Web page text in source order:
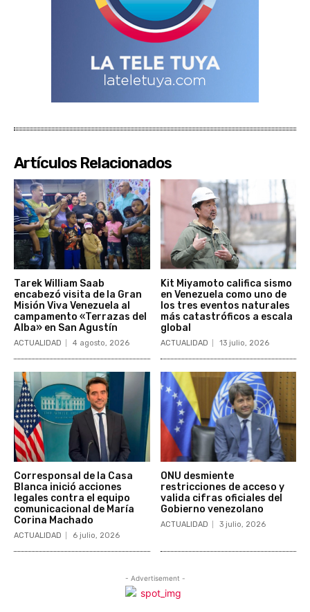
Artículos Relacionados
Tarek William Saab
encabezó visita de la Gran
Misión Viva Venezuela al
campamento «Terrazas del
Alba» en San Agustín
ACTUALIDAD 4 agosto, 2026
Kit Miyamoto califica sismo
en Venezuela como uno de
los tres eventos naturales
más catastróficos a escala
global
ACTUALIDAD 13 julio, 2026
Corresponsal de la Casa
Blanca inició acciones
legales contra el equipo
comunicacional de María
Corina Machado
ACTUALIDAD 6 julio, 2026
ONU desmiente
restricciones de acceso y
valida cifras oficiales del
Gobierno venezolano
ACTUALIDAD 3 julio, 2026
- Advertisement -